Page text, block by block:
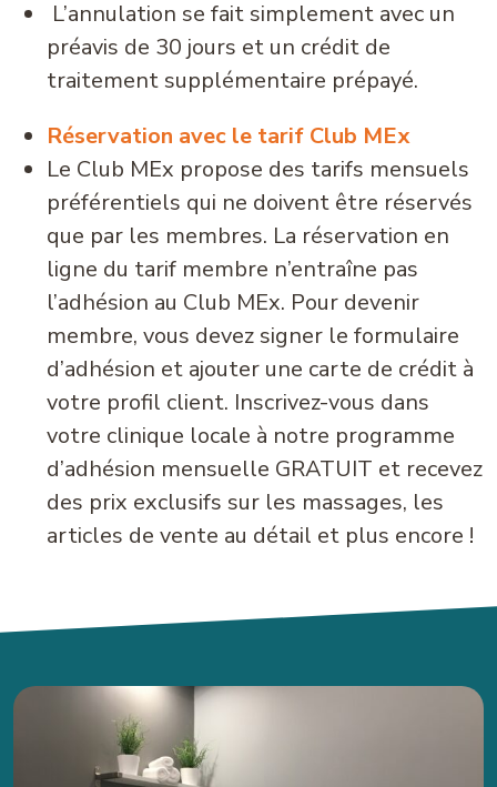
L’annulation se fait simplement avec un
préavis de 30 jours et un crédit de
traitement supplémentaire prépayé.
Réservation avec le tarif Club MEx
Le Club MEx propose des tarifs mensuels
préférentiels qui ne doivent être réservés
que par les membres. La réservation en
ligne du tarif membre n’entraîne pas
l’adhésion au Club MEx. Pour devenir
membre, vous devez signer le formulaire
d’adhésion et ajouter une carte de crédit à
votre profil client. Inscrivez-vous dans
votre clinique locale à notre programme
d’adhésion mensuelle GRATUIT et recevez
des prix exclusifs sur les massages, les
articles de vente au détail et plus encore !